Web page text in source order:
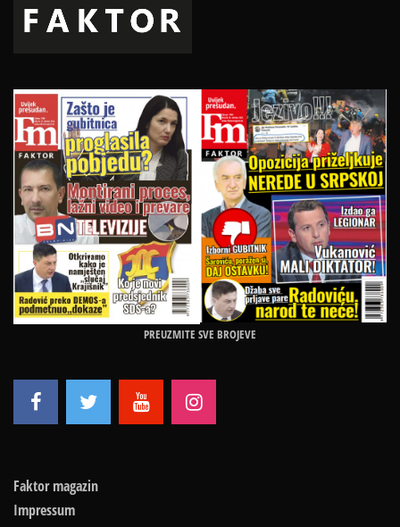
PREUZMITE SVE BROJEVE
Faktor magazin
Impressum